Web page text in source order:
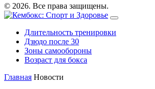
© 2026. Все права защищены.
Длительность тренировки
Дзюдо после 30
Зоны самообороны
Возраст для бокса
Главная Новости